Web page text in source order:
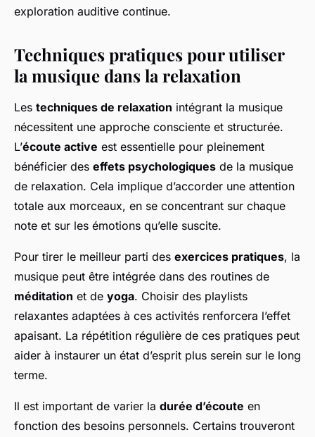
exploration auditive continue.
Techniques pratiques pour utiliser
la musique dans la relaxation
Les techniques de relaxation intégrant la musique
nécessitent une approche consciente et structurée.
L’écoute active est essentielle pour pleinement
bénéficier des effets psychologiques de la musique
de relaxation. Cela implique d’accorder une attention
totale aux morceaux, en se concentrant sur chaque
note et sur les émotions qu’elle suscite.
Pour tirer le meilleur parti des exercices pratiques, la
musique peut être intégrée dans des routines de
méditation et de yoga. Choisir des playlists
relaxantes adaptées à ces activités renforcera l’effet
apaisant. La répétition régulière de ces pratiques peut
aider à instaurer un état d’esprit plus serein sur le long
terme.
Il est important de varier la durée d’écoute en
fonction des besoins personnels. Certains trouveront